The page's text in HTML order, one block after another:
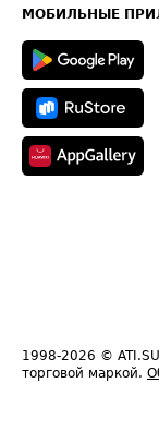
Техническая
МОБИЛЬНЫЕ
1998-2026 ©
торговой маркой.